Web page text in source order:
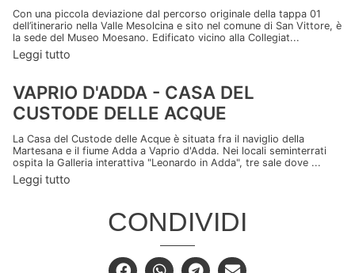
Con una piccola deviazione dal percorso originale della tappa 01
dell’itinerario nella Valle Mesolcina e sito nel comune di San Vittore, è
la sede del Museo Moesano. Edificato vicino alla Collegiat...
Leggi tutto
VAPRIO D'ADDA - CASA DEL
CUSTODE DELLE ACQUE
La Casa del Custode delle Acque è situata fra il naviglio della
Martesana e il fiume Adda a Vaprio d'Adda. Nei locali seminterrati
ospita la Galleria interattiva "Leonardo in Adda", tre sale dove ...
Leggi tutto
CONDIVIDI